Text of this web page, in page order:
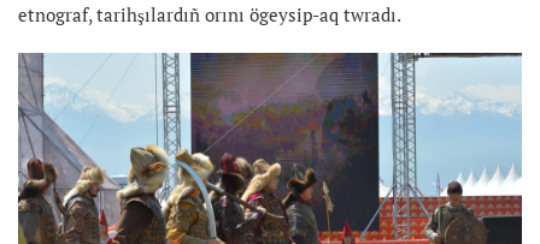
etnograf, tarihşılardıñ orını ögeysip-aq twradı.